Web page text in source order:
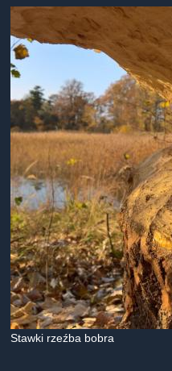
Stawki rzeźba bobra